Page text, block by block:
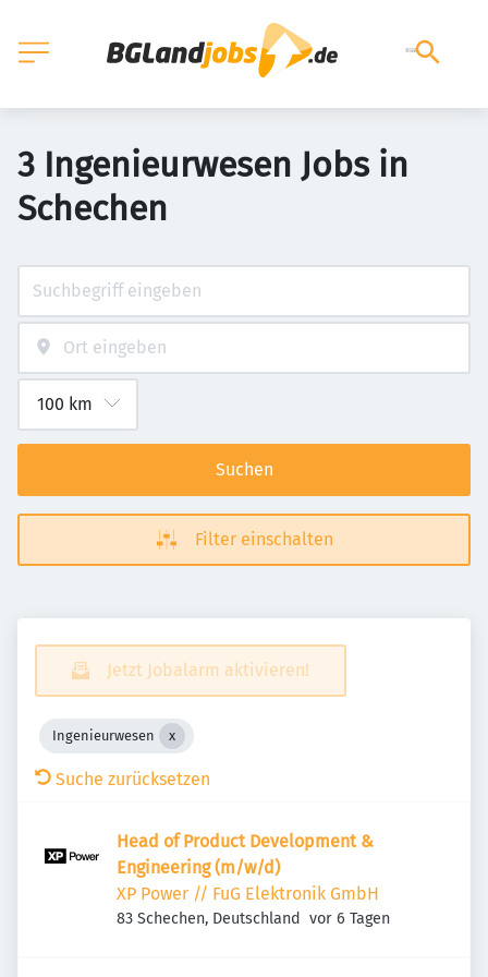
3 Ingenieurwesen Jobs in
Schechen
Suchen
Filter einschalten
Jetzt Jobalarm aktivieren!
Ingenieurwesen
Suche zurücksetzen
Head of Product Development &
Engineering (m/w/d)
XP Power // FuG Elektronik GmbH
83 Schechen, Deutschland Veröffentlicht
vor 6 Tagen